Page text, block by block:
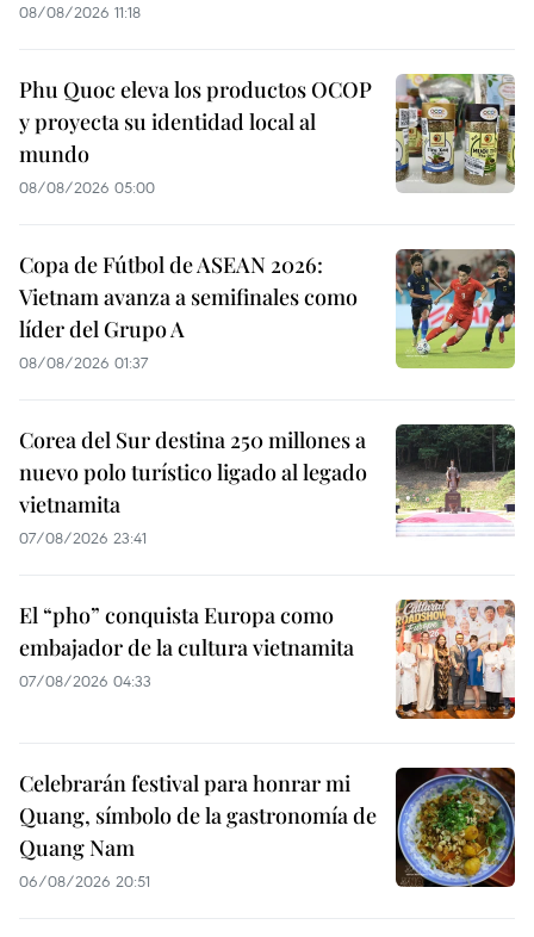
08/08/2026 11:18
Phu Quoc eleva los productos OCOP
y proyecta su identidad local al
mundo
08/08/2026 05:00
Copa de Fútbol de ASEAN 2026:
Vietnam avanza a semifinales como
líder del Grupo A
08/08/2026 01:37
Corea del Sur destina 250 millones a
nuevo polo turístico ligado al legado
vietnamita
07/08/2026 23:41
El “pho” conquista Europa como
embajador de la cultura vietnamita
07/08/2026 04:33
Celebrarán festival para honrar mi
Quang, símbolo de la gastronomía de
Quang Nam
06/08/2026 20:51